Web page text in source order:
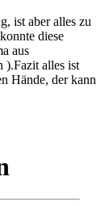
ist aber alles zu
diese
aus
).Fazit alles ist
Hände, der kann